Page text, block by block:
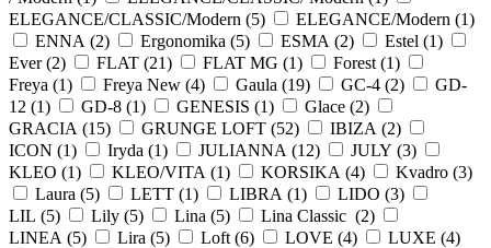
ELEGANCE/CLASSIC/Modern (5) ELEGANCE/Modern (1)
ENNA (2) Ergonomika (5) ESMA (2) Estel (1)
Ever (2) FLAT (21) FLAT MG (1) Forest (1)
Freya (1) Freya New (4) Gaula (19) GC-4 (2)
GD-
12 (1) GD-8 (1) GENESIS (1) Glace (2)
GRACIA (15) GRUNGE LOFT (52) IBIZA (2)
ICON (1) Iryda (1) JULIANNA (12) JULY (3)
KLEO (1) KLEO/VITA (1) KORSIKA (4) Kvadro (3)
Laura (5) LETT (1) LIBRA (1) LIDO (3)
LIL (5) Lily (5) Lina (5) Lina Classic (2)
LINEA (5) Lira (5) Loft (6) LOVE (4) LUXE (4)